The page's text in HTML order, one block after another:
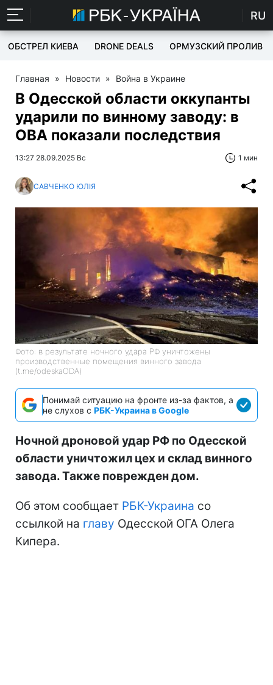
RU
ОБСТРЕЛ КИЕВА DRONE DEALS ОРМУЗСКИЙ ПРОЛИВ
Главная » Новости » Война в Украине
В Одесской области оккупанты
ударили по винному заводу: в
ОВА показали последствия
13:27 28.09.2025 Вс 1 мин
САВЧЕНКО ЮЛІЯ
Фото: в результате ночного удара РФ уничтожены
производственные помещения винного завода
(t.me/odeskaODA)
Понимай ситуацию на фронте из-за фактов, а
не слухов с РБК-Украина в Google
Ночной дроновой удар РФ по Одесской
области уничтожил цех и склад винного
завода. Также поврежден дом.
Об этом сообщает РБК-Украина со
ссылкой на главу Одесской ОГА Олега
Кипера.